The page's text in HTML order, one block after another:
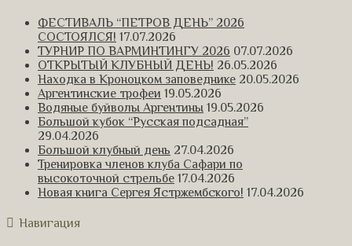
ФЕСТИВАЛЬ “ПЕТРОВ ДЕНЬ” 2026
СОСТОЯЛСЯ! 17.07.2026
ТУРНИР ПО ВАРМИНТИНГУ 2026 07.07.2026
ОТКРЫТЫЙ КЛУБНЫЙ ДЕНЬ! 26.05.2026
Находка в Кроноцком заповеднике 20.05.2026
Аргентинские трофеи 19.05.2026
Водяные буйволы Аргентины 19.05.2026
Большой кубок “Русская подсадная”
29.04.2026
Большой клубный день 27.04.2026
Тренировка членов клуба Сафари по
высокоточной стрельбе 17.04.2026
Новая книга Сергея Ястржембского! 17.04.2026
Навигация